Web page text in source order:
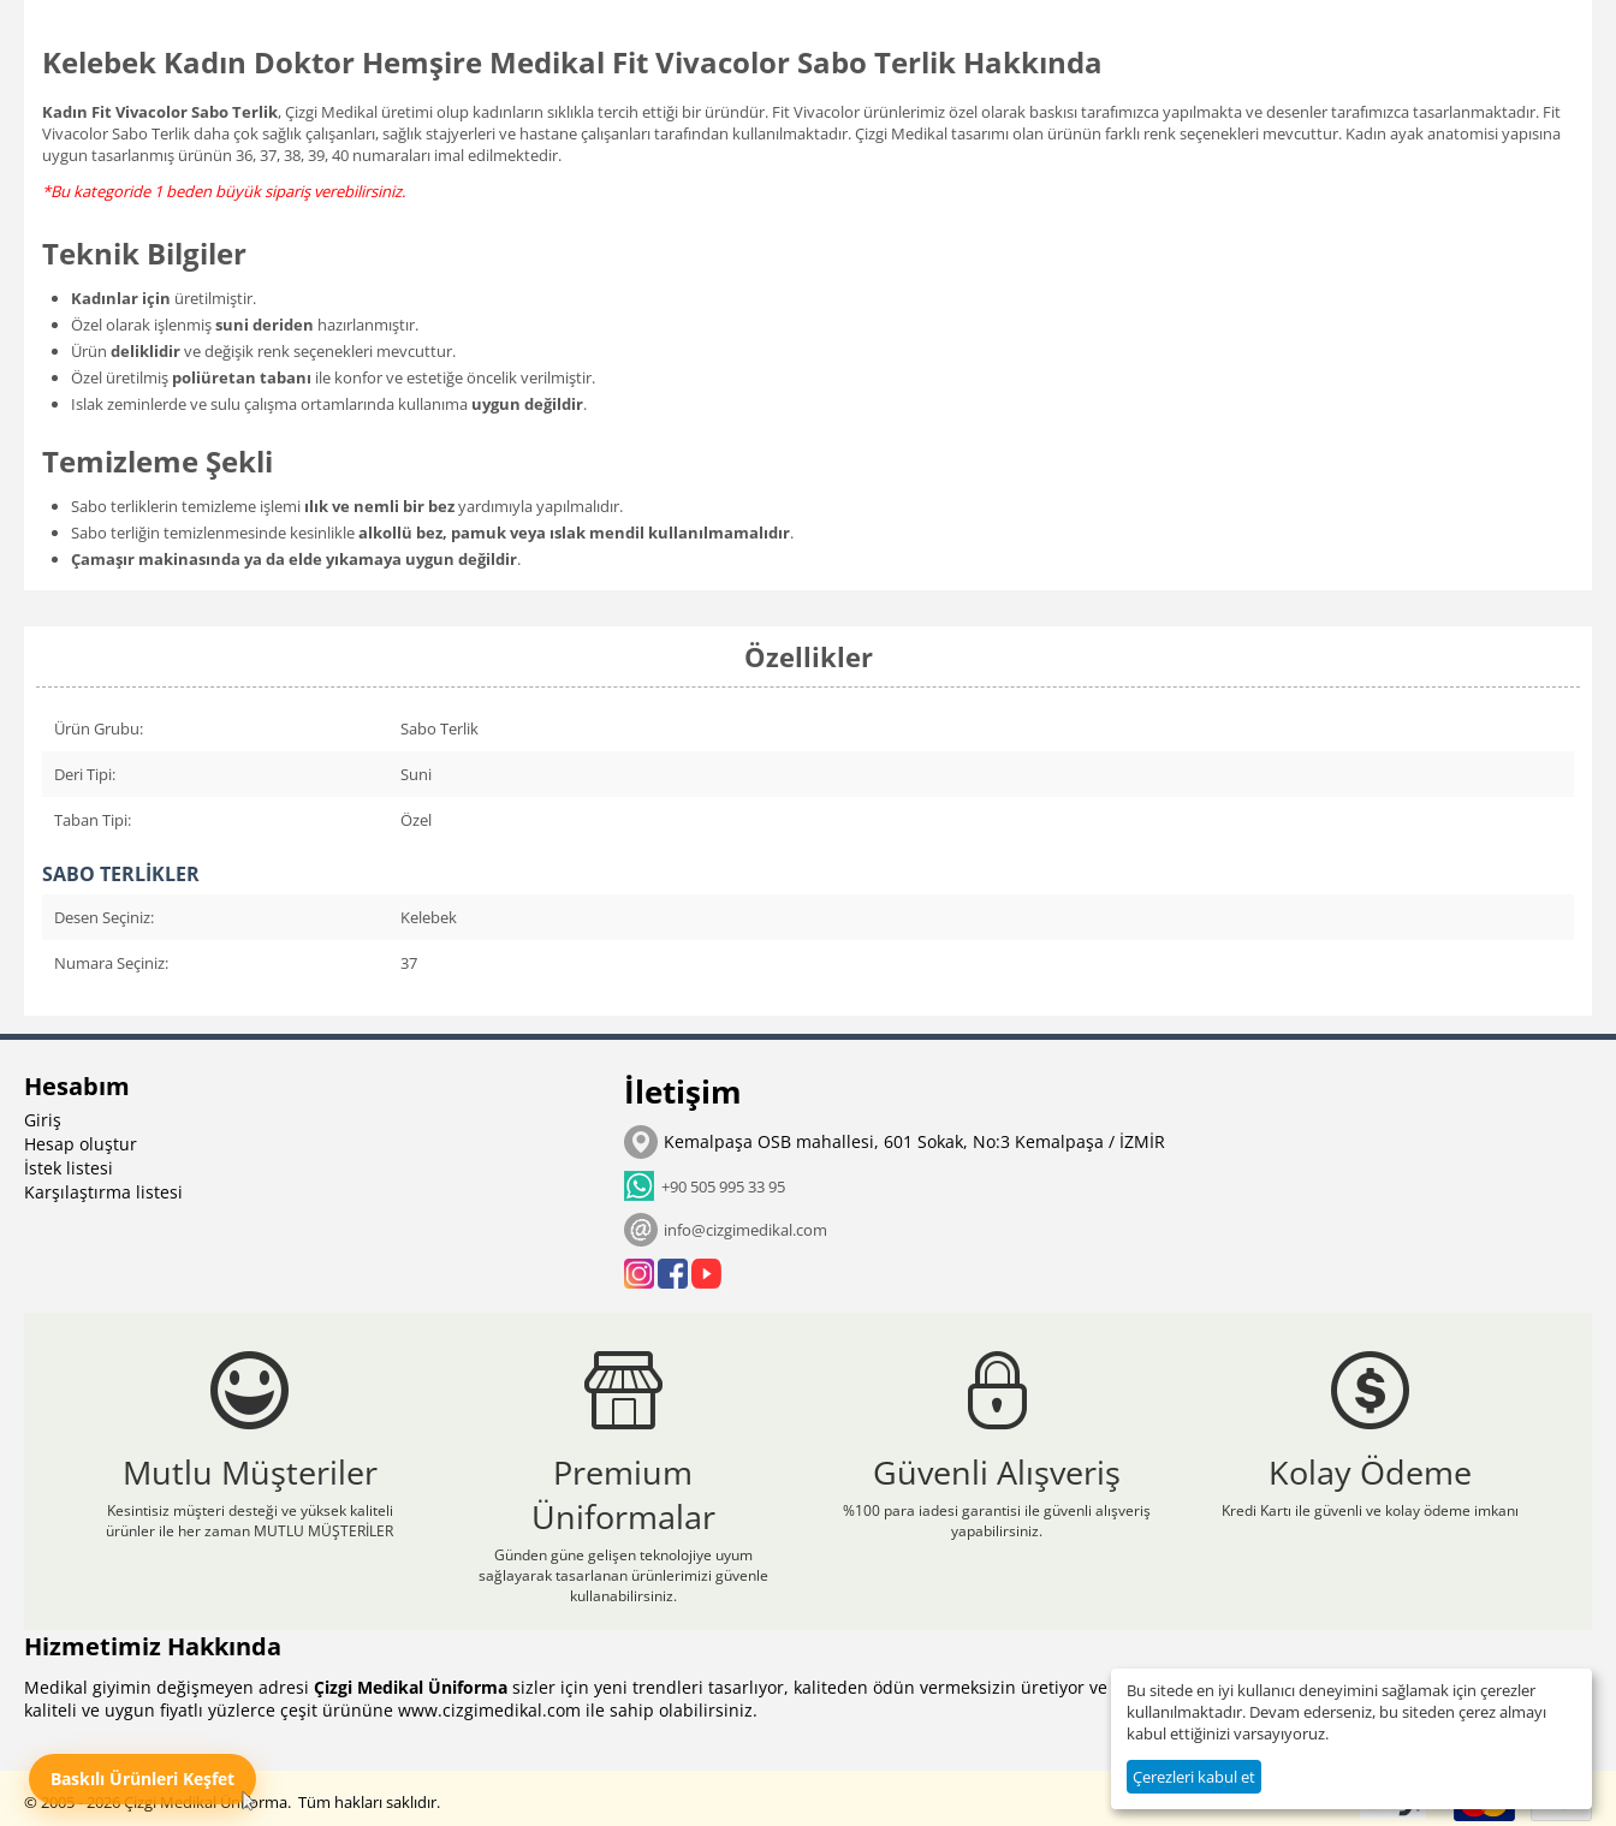
Kelebek Kadın Doktor Hemşire Medikal Fit Vivacolor Sabo Terlik Hakkında
Kadın Fit Vivacolor Sabo Terlik, Çizgi Medikal üretimi olup kadınların sıklıkla tercih ettiği bir üründür. Fit Vivacolor ürünlerimiz özel olarak baskısı tarafımızca yapılmakta ve desenler tarafımızca tasarlanmaktadır. Fit
Vivacolor Sabo Terlik daha çok sağlık çalışanları, sağlık stajyerleri ve hastane çalışanları tarafından kullanılmaktadır. Çizgi Medikal tasarımı olan ürünün farklı renk seçenekleri mevcuttur. Kadın ayak anatomisi yapısına
uygun tasarlanmış ürünün 36, 37, 38, 39, 40 numaraları imal edilmektedir.
*Bu kategoride 1 beden büyük sipariş verebilirsiniz.
Teknik Bilgiler
Kadınlar için üretilmiştir.
Özel olarak işlenmişsuni deriden hazırlanmıştır.
Ürün deliklidirve değişik renk seçenekleri mevcuttur.
Özel üretilmiş poliüretan tabanı ile konfor ve estetiğe öncelik verilmiştir.
Islak zeminlerde ve sulu çalışma ortamlarında kullanıma uygun değildir.
Temizleme Şekli
Sabo terliklerin temizleme işlemi ılık ve nemli bir bezyardımıyla yapılmalıdır.
Sabo terliğin temizlenmesinde kesinliklealkollü bez, pamuk veya ıslak mendil kullanılmamalıdır.
Çamaşır makinasında ya da elde yıkamaya uygun değildir.
Özellikler
Ürün Grubu: Sabo Terlik
Deri Tipi: Suni
Taban Tipi: Özel
SABO TERLİKLER
Desen Seçiniz: Kelebek
Numara Seçiniz: 37
Hesabım
Giriş
Hesap oluştur
İstek listesi
Karşılaştırma listesi
İletişim
Kemalpaşa OSB mahallesi, 601 Sokak, No:3 Kemalpaşa / İZMİR
+90 505 995 33 95
info@cizgimedikal.com
Mutlu Müşteriler
Kesintisiz müşteri desteği ve yüksek kaliteli
ürünler ile her zaman MUTLU MÜŞTERİLER
Premium
Üniformalar
Günden güne gelişen teknolojiye uyum
sağlayarak tasarlanan ürünlerimizi güvenle
kullanabilirsiniz.
Güvenli Alışveriş
%100 para iadesi garantisi ile güvenli alışveriş
yapabilirsiniz.
Kolay Ödeme
Kredi Kartı ile güvenli ve kolay ödeme imkanı
Hizmetimiz Hakkında
Medikal giyimin değişmeyen adresi Çizgi Medikal Üniforma sizler için yeni trendleri tasarlıyor, kaliteden ödün vermeksizin üretiyor ve adresinize gönderiyor. Sizde Çizgi Medikal Üniforma'nın
kaliteli ve uygun fiyatlı yüzlerce çeşit ürününe www.cizgimedikal.com ile sahip olabilirsiniz.
© 2005 - 2026 Çizgi Medikal Üniforma. Tüm hakları saklıdır.
Baskılı Ürünleri Keşfet
Bu sitede en iyi kullanıcı deneyimini sağlamak için çerezler
kullanılmaktadır. Devam ederseniz, bu siteden çerez almayı
kabul ettiğinizi varsayıyoruz.
Çerezleri kabul et